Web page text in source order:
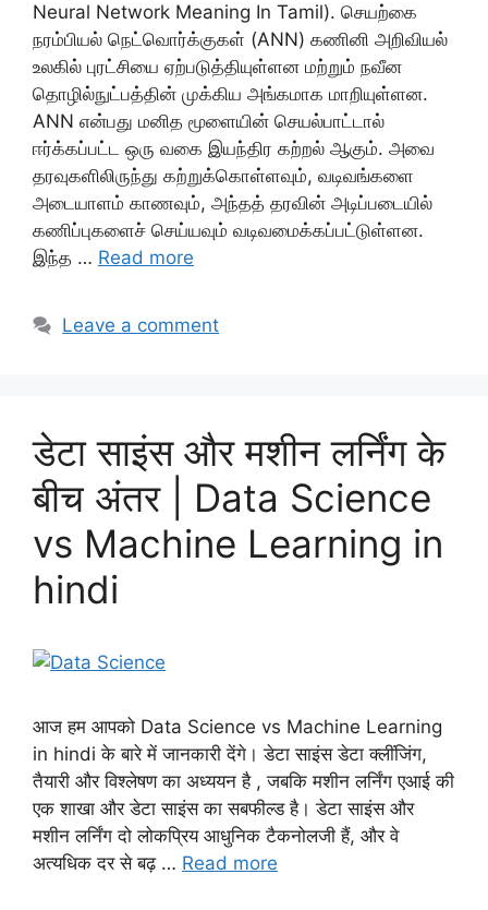
Neural Network Meaning In Tamil). செயற்கை
நரம்பியல் நெட்வொர்க்குகள் (ANN) கணினி அறிவியல்
உலகில் புரட்சியை ஏற்படுத்தியுள்ளன மற்றும் நவீன
தொழில்நுட்பத்தின் முக்கிய அங்கமாக மாறியுள்ளன.
ANN என்பது மனித மூளையின் செயல்பாட்டால்
ஈர்க்கப்பட்ட ஒரு வகை இயந்திர கற்றல் ஆகும். அவை
தரவுகளிலிருந்து கற்றுக்கொள்ளவும், வடிவங்களை
அடையாளம் காணவும், அந்தத் தரவின் அடிப்படையில்
கணிப்புகளைச் செய்யவும் வடிவமைக்கப்பட்டுள்ளன.
இந்த … Read more
Leave a comment
डेटा साइंस और मशीन लर्निंग के
बीच अंतर | Data Science
vs Machine Learning in
hindi
आज हम आपको Data Science vs Machine Learning
in hindi के बारे में जानकारी देंगे। डेटा साइंस डेटा क्लींजिंग,
तैयारी और विश्लेषण का अध्ययन है , जबकि मशीन लर्निंग एआई की
एक शाखा और डेटा साइंस का सबफील्ड है। डेटा साइंस और
मशीन लर्निंग दो लोकप्रिय आधुनिक टैकनोलजी हैं, और वे
अत्यधिक दर से बढ़ … Read more